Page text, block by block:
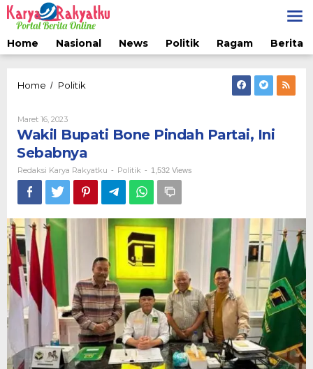
Lewati
ke
konten
Home
Nasional News Politik Ragam Berita
Home / Politik
Partai,
Sebabnya
Maret 16, 2023Oleh
Redaksi
Karya
Wakil Bupati Bone Pindah Partai, Ini
Sebabnya
Redaksi Karya Rakyatku - Politik - 1,532 Views